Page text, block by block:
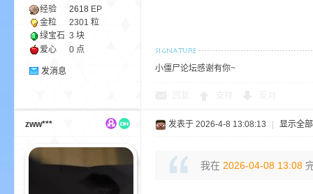
经验 2618 EP
金粒
2301 粒
绿宝石 3 块
爱心
0 点
发消息 小僵尸论坛感谢有你~
zww*** 发表于 2026-4-8 13:08:13 显示全
我在 2026-04-08 13:08